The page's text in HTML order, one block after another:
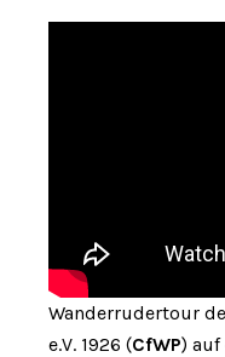
Wanderrudertour
e.V. 1926 (CfWP) auf